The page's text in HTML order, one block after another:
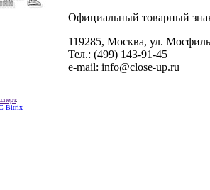
Официальный товарный
119285, Москва, ул.
Тел.: (499) 143-91-45
e-mail: info@close-up.ru
.
Bitrix